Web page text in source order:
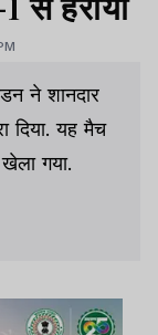
ने शानदार
दिया. यह मैच
गया.